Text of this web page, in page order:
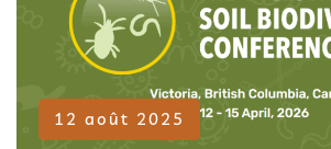
12 août 2025
Adhérent